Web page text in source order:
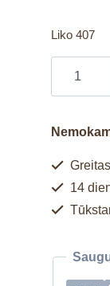
Liko 407
14